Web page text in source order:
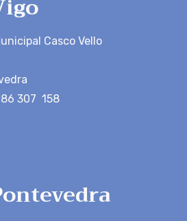
Casco Vello
307 158